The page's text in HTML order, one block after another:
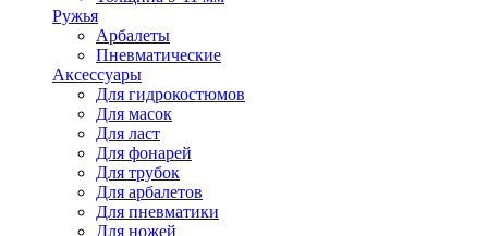
Ружья
Арбалеты
Пневматические
Аксессуары
Для гидрокостюмов
Для масок
Для ласт
Для фонарей
Для трубок
Для арбалетов
Для пневматики
Для ножей